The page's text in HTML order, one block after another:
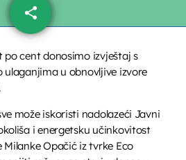
share
email
po cent donosimo izvještaj s
ulaganjima u obnovljive izvore
može iskoristi nadolazeći Javni
i energetsku učinkovitost
Opačić iz tvrke Eco